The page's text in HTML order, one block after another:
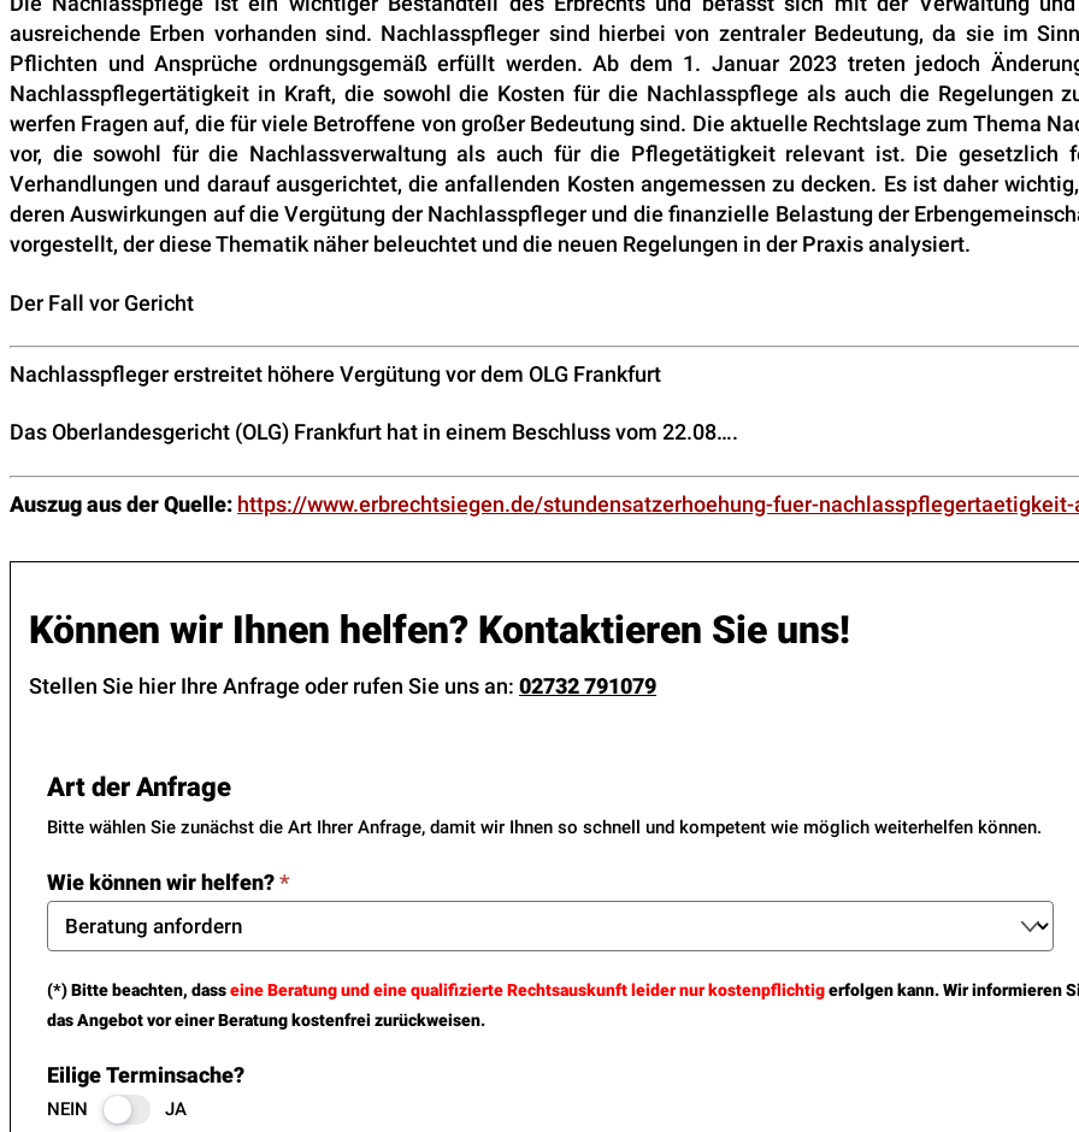
ausreichende Erben vorhanden sind. Nachlasspfleger sind hierbei von zentraler Bedeutung, da sie im
Pflichten und Ansprüche ordnungsgemäß erfüllt werden. Ab dem 1. Januar 2023 treten jedoch
Nachlasspflegertätigkeit in Kraft, die sowohl die Kosten für die Nachlasspflege als auch die Regelungen
werfen Fragen auf, die für viele Betroffene von großer Bedeutung sind. Die aktuelle Rechtslage zum Thema
vor, die sowohl für die Nachlassverwaltung als auch für die Pflegetätigkeit relevant ist. Die gesetzlich
Verhandlungen und darauf ausgerichtet, die anfallenden Kosten angemessen zu decken. Es ist daher
deren Auswirkungen auf die Vergütung der Nachlasspfleger und die finanzielle Belastung der
vorgestellt, der diese Thematik näher beleuchtet und die neuen Regelungen in der Praxis analysiert.
Der Fall vor Gericht
Nachlasspfleger erstreitet höhere Vergütung vor dem OLG Frankfurt
Das Oberlandesgericht (OLG) Frankfurt hat in einem Beschluss vom 22.08….
Auszug aus der Quelle: https://www.erbrechtsiegen.de/stundensatzerhoehung-fuer-
Können wir Ihnen helfen? Kontaktieren Sie uns!
Stellen Sie hier Ihre Anfrage oder rufen Sie uns an: 02732 791079
Art der Anfrage
Bitte wählen Sie zunächst die Art Ihrer Anfrage, damit wir Ihnen so schnell und kompetent wie möglich weiterhelfen können.
Wie können wir helfen?*
(*) Bitte beachten, dasseine Beratung und eine qualifizierte Rechtsauskunft leider nur kostenpflichtigerfolgen kann. Wir informieren
das Angebot vor einer Beratung kostenfrei zurückweisen.
Eilige Terminsache?
NEIN JA